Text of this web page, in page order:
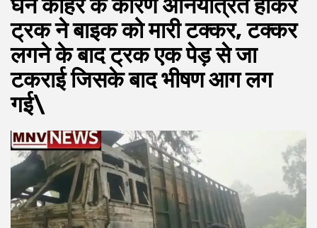
घने कोहरे के कारण अनियंत्रित होकर
ट्रक ने बाइक को मारी टक्कर, टक्कर
लगने के बाद ट्रक एक पेड़ से जा
टकराई जिसके बाद भीषण आग लग
गई\